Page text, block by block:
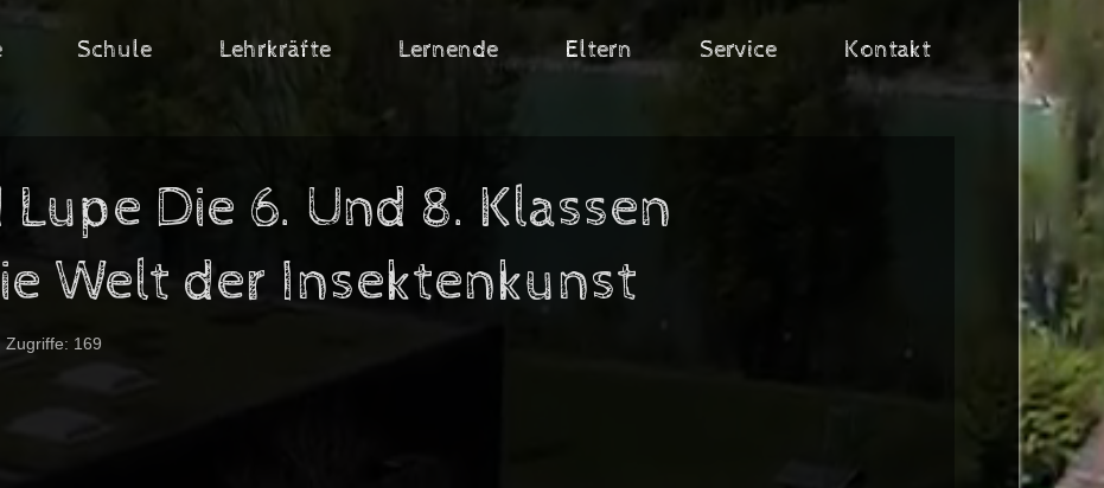
Schule Lehrkräfte Lernende Eltern Service Kontakt
Die 6. Und 8. Klassen
Welt der Insektenkunst
Zugriffe: 169